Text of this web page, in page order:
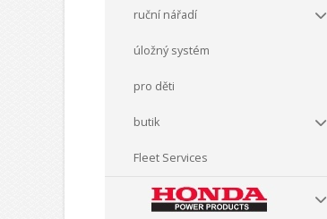
ruční nářadí
úložný systém
pro děti
butik
Fleet Services